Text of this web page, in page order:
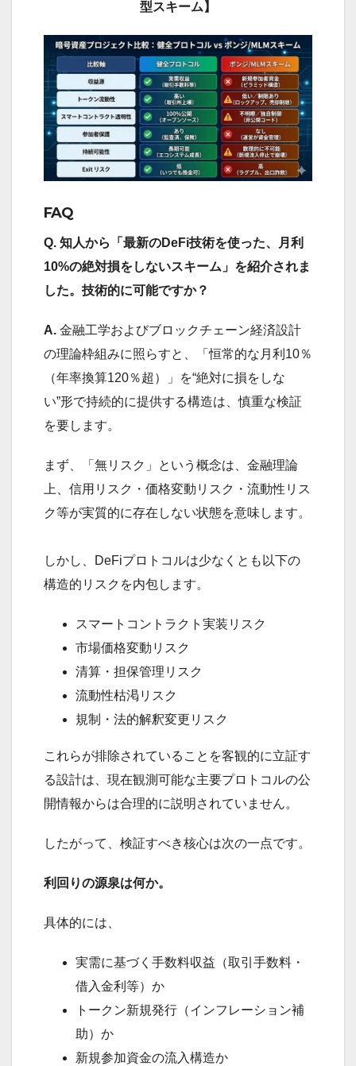
型スキーム】
FAQ
Q. 知人から「最新のDeFi技術を使った、月利
10%の絶対損をしないスキーム」を紹介されま
した。技術的に可能ですか？
A. 金融工学およびブロックチェーン経済設計
の理論枠組みに照らすと、「恒常的な月利10％
（年率換算120％超）」を“絶対に損をしな
い”形で持続的に提供する構造は、慎重な検証
を要します。
まず、「無リスク」という概念は、金融理論
上、信用リスク・価格変動リスク・流動性リス
ク等が実質的に存在しない状態を意味します。
しかし、DeFiプロトコルは少なくとも以下の
構造的リスクを内包します。
スマートコントラクト実装リスク
市場価格変動リスク
清算・担保管理リスク
流動性枯渇リスク
規制・法的解釈変更リスク
これらが排除されていることを客観的に立証す
る設計は、現在観測可能な主要プロトコルの公
開情報からは合理的に説明されていません。
したがって、検証すべき核心は次の一点です。
利回りの源泉は何か。
具体的には、
実需に基づく手数料収益（取引手数料・
借入金利等）か
トークン新規発行（インフレーション補
助）か
新規参加資金の流入構造か